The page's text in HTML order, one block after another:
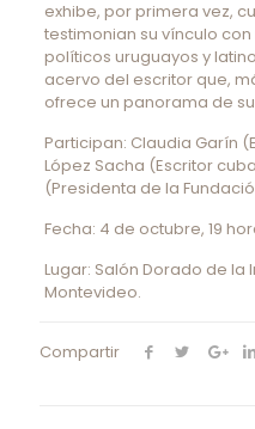
exhibe, por primera vez,
testimonian su vínculo
políticos uruguayos y
acervo del escritor que,
ofrece un panorama de
Participan: Claudia Garín
López Sacha (Escritor
(Presidenta de la
Fecha: 4 de octubre, 19
Lugar: Salón Dorado de
Montevideo.
Compartir